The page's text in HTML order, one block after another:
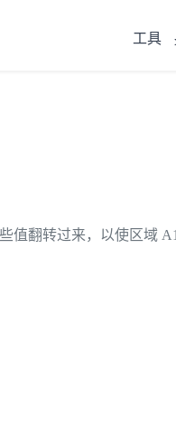
工具
翻转过来，以使区域